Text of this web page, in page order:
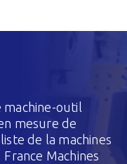
machine-outil
mesure de
de la machines
Machines